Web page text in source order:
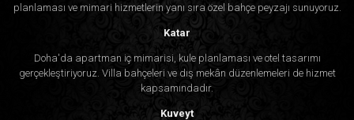
planlaması ve mimari hizmetlerin yanı sıra özel bahçe peyzajı sunuyoruz.
Katar
Doha'da apartman iç mimarisi, kule planlaması ve otel tasarımı
gerçekleştiriyoruz. Villa bahçeleri ve dış mekân düzenlemeleri de hizmet
kapsamındadır.
Kuveyt